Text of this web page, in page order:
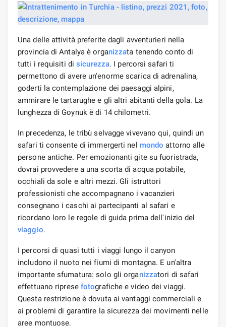
Una delle attività preferite dagli avventurieri nella
provincia di Antalya è organizzata tenendo conto di
tutti i requisiti disicurezza. I percorsi safari ti
permettono di avere un'enorme scarica di adrenalina,
goderti la contemplazione dei paesaggi alpini,
ammirare le tartarughe e gli altri abitanti della gola. La
lunghezza di Goynuk è di 14 chilometri.
In precedenza, le tribù selvagge vivevano qui, quindi un
safari ti consente di immergerti nel mondo attorno alle
persone antiche. Per emozionanti gite su fuoristrada,
dovrai provvedere a una scorta di acqua potabile,
occhiali da sole e altri mezzi. Gli istruttori
professionisti che accompagnano i vacanzieri
consegnano i caschi ai partecipanti al safari e
ricordano loro le regole di guida prima dell'inizio del
viaggio.
I percorsi di quasi tutti i viaggi lungo il canyon
includono il nuoto nei fiumi di montagna. E un'altra
importante sfumatura: solo gli organizzatori di safari
effettuano riprese fotografiche e video dei viaggi.
Questa restrizione è dovuta ai vantaggi commerciali e
ai problemi di garantire la sicurezza dei movimenti nelle
aree montuose.